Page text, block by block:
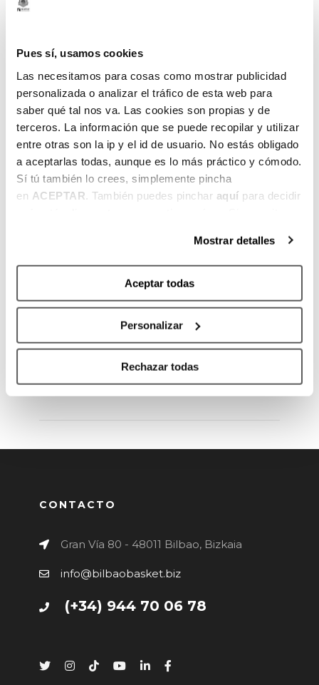
Pues sí, usamos cookies
Las necesitamos para cosas como mostrar publicidad
personalizada o analizar el tráfico de esta web para
saber qué tal nos va. Las cookies son propias y de
terceros. La información que se puede recopilar y utilizar
entre otras son la ip y el id de usuario. No estás obligado
a aceptarlas todas, aunque es lo más práctico y cómodo.
Sí tú también lo crees, simplemente pincha
en ACEPTAR . También puedes pinchar aquí para decidir
Mostrar detalles
Aceptar todas
Personalizar
Rechazar todas
venir a Bilbao con mucha ambición por
hacerlo bien. Sus cualidades físicas se
adaptan perfectamente a nuestra filosofía
defensiva. Es un pívot grande con capacidad
de intimidación que nos va a ayudar en el
rebote. Tiene una virtud que no poseen ni
Tryggvi ni Bastien, el lanzamiento de la línea
de tres puntos. Es un jugador que corre muy
bien la pista, muy móvil para su tamaño. Nos
las facetas del juego. Estamos deseando
su mejor juego en Bilbao”.
ANTERIOR SIGUIENTE
CONTACTO
Gran Vía 80 - 48011 Bilbao, Bizkaia
info@bilbaobasket.biz
(+34) 944 70 06 78